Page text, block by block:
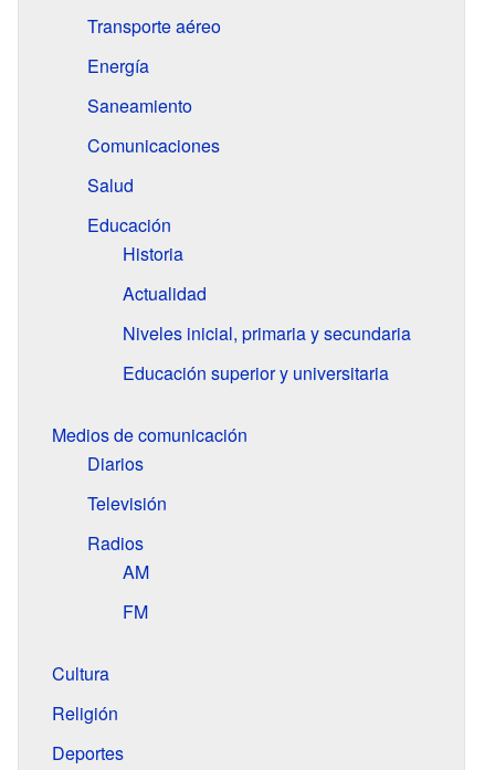
Transporte aéreo
Energía
Saneamiento
Comunicaciones
Salud
Educación
Historia
Actualidad
Niveles inicial, primaria y secundaria
Educación superior y universitaria
Medios de comunicación
Diarios
Televisión
Radios
AM
FM
Cultura
Religión
Deportes